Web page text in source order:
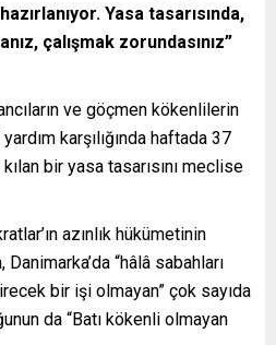
Yasa tasarısında,
çalışmak zorundasınız”
ve göçmen kökenlilerin
karşılığında haftada 37
bir yasa tasarısını meclise
azınlık hükümetinin
“hâlâ sabahları
bir işi olmayan” çok sayıda
da “Batı kökenli olmayan